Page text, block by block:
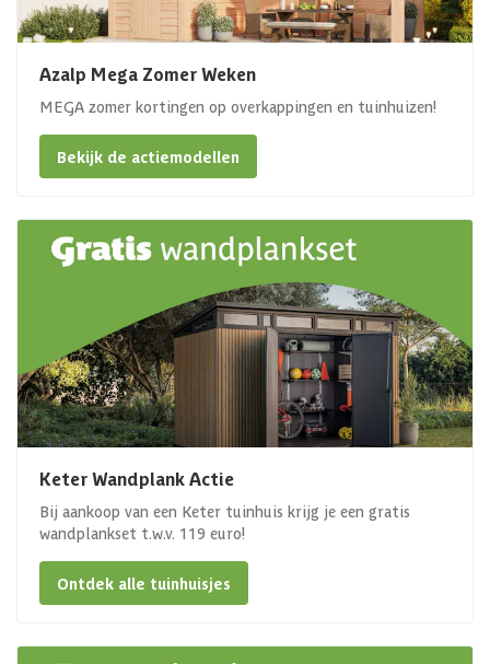
Azalp Mega Zomer Weken
MEGA zomer kortingen op overkappingen en tuinhuizen!
Bekijk de actiemodellen
Keter Wandplank Actie
Bij aankoop van een Keter tuinhuis krijg je een gratis
wandplankset t.w.v. 119 euro!
Ontdek alle tuinhuisjes